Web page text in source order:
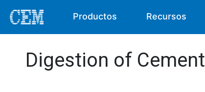
Productos Recursos
Digestion of